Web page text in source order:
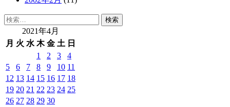
検
2021年4月
月 火 水 木 金 土 日
1
2 3
4
5
6 7 8 9 10 11
12 13 14 15 16 17 18
19 20 21 22 23 24 25
26 27 28 29 30